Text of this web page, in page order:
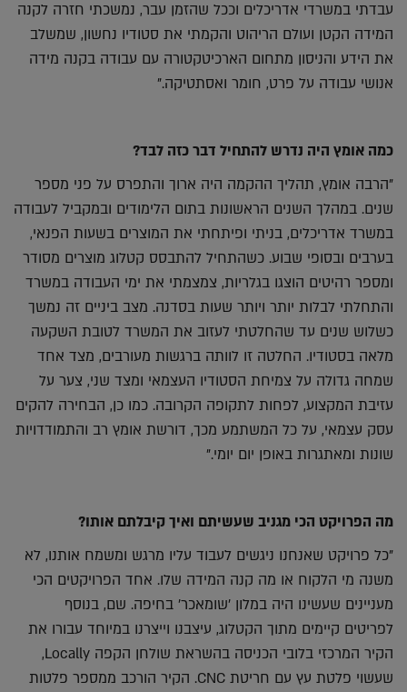
עבדתי במשרדי אדריכלים וככל שהזמן עבר, נמשכתי חזרה לקנה
המידה הקטן ועולם הריהוט והקמתי את סטודיו נחשון, שמשלב
את הידע והניסון מתחום הארכיטקטורה עם עבודה בקנה מידה
אנושי עבודה על פרט, חומר ואסתטיקה."
כמה אומץ היה נדרש להתחיל דבר כזה לבד?
"הרבה אומץ, תהליך ההקמה היה ארוך והתפרס על פני מספר
שנים. במהלך השנים הראשונות בתום הלימודים ובמקביל לעבודה
במשרד אדריכלים, בניתי ופיתחתי את המוצרים בשעות הפנאי,
בערבים ובסופי שבוע. כשהתחיל להתבסס קטלוג מוצרים מסודר
ומספר רהיטים הוצגו בגלריות, צמצמתי את ימי העבודה במשרד
והתחלתי לבלות יותר ויותר שעות בסדנה. מצב ביניים זה נמשך
כשלוש שנים עד שהחלטתי לעזוב את המשרד לטובת השקעה
מלאה בסטודיו. החלטה זו לוותה ברגשות מעורבים, מצד אחד
שמחה גדולה על צמיחת הסטודיו העצמאי ומצד שני, צער על
עזיבת המקצוע, לפחות לתקופה הקרובה. כמו כן, הבחירה להקים
עסק עצמאי, על כל המשתמע מכך, דורשת אומץ רב והתמודדויות
שונות ומאתגרות באופן יום יומי."
מה הפרויקט הכי מגניב שעשיתם ואיך קיבלתם אותו?
"כל פרויקט שאנחנו ניגשים לעבוד עליו מרגש ומשמח אותנו, לא
משנה מי הלקוח או מה קנה המידה שלו. אחד הפרויקטים הכי
מעניינים שעשינו היה במלון 'שומאכר' בחיפה. שם, בנוסף
לפריטים קיימים מתוך הקטלוג, עיצבנו וייצרנו במיוחד עבורו את
הקיר המרכזי בלובי הכניסה בהשראת שולחן הקפה Locally,
שעשוי פלטת עץ עם חריטת CNC. הקיר הורכב ממספר פלטות